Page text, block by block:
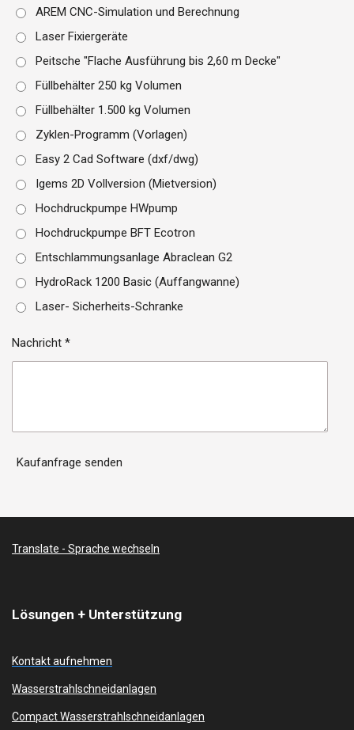
AREM CNC-Simulation und Berechnung
Laser Fixiergeräte
Peitsche "Flache Ausführung bis 2,60 m Decke"
Füllbehälter 250 kg Volumen
Füllbehälter 1.500 kg Volumen
Zyklen-Programm (Vorlagen)
Easy 2 Cad Software (dxf/dwg)
Igems 2D Vollversion (Mietversion)
Hochdruckpumpe HWpump
Hochdruckpumpe BFT Ecotron
Entschlammungsanlage Abraclean G2
HydroRack 1200 Basic (Auffangwanne)
Laser- Sicherheits-Schranke
Nachricht *
Kaufanfrage senden
Translate - Sprache wechseln
Lösungen + Unterstützung
Kontakt aufnehmen
Wasserstrahlschneidanlagen
Compact Wasserstrahlschneidanlagen